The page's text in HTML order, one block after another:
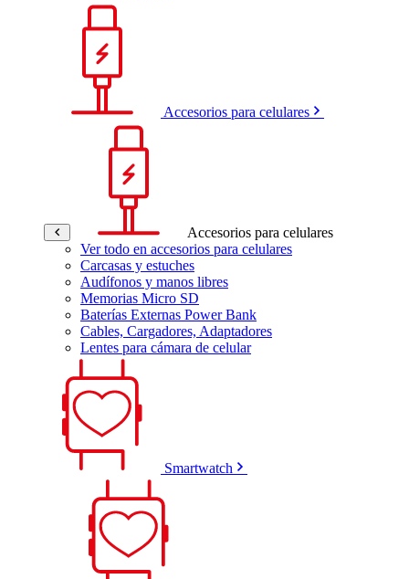
Accesorios para celulares
Accesorios para celulares
Ver todo en accesorios para celulares
Carcasas y estuches
Audífonos y manos libres
Memorias Micro SD
Baterías Externas Power Bank
Cables, Cargadores, Adaptadores
Lentes para cámara de celular
Smartwatch